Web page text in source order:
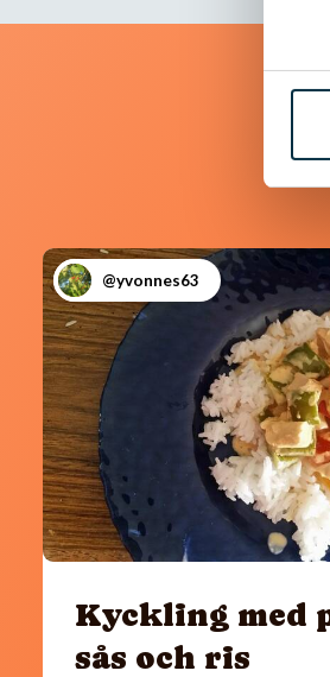
@yvonnes63
Kyckling med
sås och ris